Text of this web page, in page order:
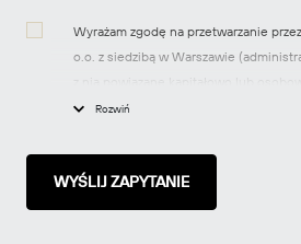
Wyrażam zgodę na przetwarzanie
o.o. z siedzibą w Warszawie
moich danych osobowych w celach
oraz informacji o nowych inwestycjach
z grupy MODERNA za pomocą
elektronicznej, zgodnie z art. 10 ustawy
Rozwiń